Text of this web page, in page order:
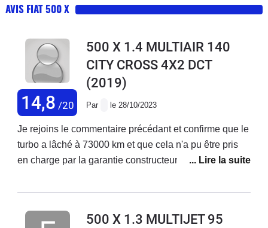
AVIS FIAT 500 X
14,8 /20
500 X 1.4 MULTIAIR 140
CITY CROSS 4X2 DCT
(2019)
Par le 28/10/2023
Je rejoins le commentaire précédant et confirme que le
turbo a lâché à 73000 km et que cela n'a pu être pris
en charge par la garantie constructeur ! Je précise que
réparations ! Ma voiture est d'ailleurs en vente. Je ne
500 X 1.3 MULTIJET 95